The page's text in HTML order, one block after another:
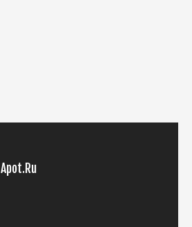
Apot.Ru